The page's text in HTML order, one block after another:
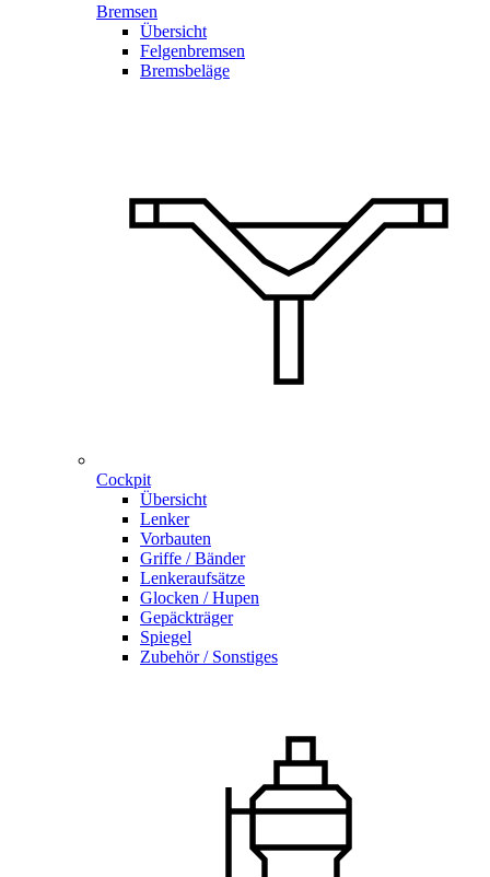
Bremsen
Übersicht
Felgenbremsen
Bremsbeläge
Cockpit
Übersicht
Lenker
Vorbauten
Griffe / Bänder
Lenkeraufsätze
Glocken / Hupen
Gepäckträger
Spiegel
Zubehör / Sonstiges